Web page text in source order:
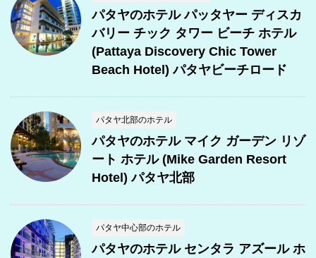
パタヤのホテル パッタヤー ディスカ
バリー チック タワー ビーチ ホテル
(Pattaya Discovery Chic Tower
Beach Hotel) パタヤビーチロード
パタヤ北部のホテル
パタヤのホテル マイク ガーデン リゾ
ート ホテル (Mike Garden Resort
Hotel) パタヤ北部
パタヤ中心部のホテル
パタヤのホテル センタラ アズール ホ